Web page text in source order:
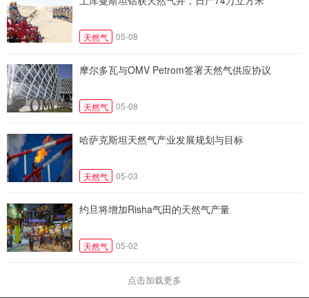
天然气 05-08
摩尔多瓦与OMV Petrom签署天然气供应协议
天然气 05-08
哈萨克斯坦天然气产业发展规划与目标
天然气 05-03
约旦将增加Risha气田的天然气产量
天然气 05-02
点击加载更多